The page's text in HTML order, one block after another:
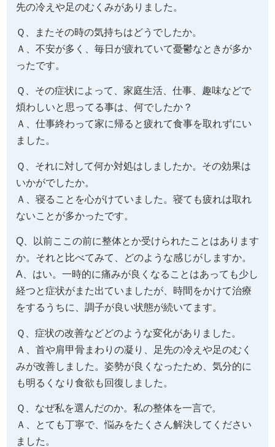
先の冷えや足のむくみがありました。
Ｑ、またその時の気持ちはどうでしたか。
Ａ、不安が多く、毎日が疲れていて憂鬱なときが多か
ったです。
Ｑ、その症状によって、家庭生活、仕事、趣味などで
煩わしいと思ってる事は、何でしたか？
Ａ、仕事終わって家に帰ると疲れて食事を取れずにい
ました。
Ｑ、それに対して何か対処はしましたか。その効果は
いかがでしたか。
Ａ、寝ることを心がけていました。寝ても疲れは取れ
ないことが多かったです。
Q、以前ここの前に整体とか受けられたことはあります
か。それと比べてみて、どのような感じがしますか。
A、はい。一時的に痛みが良くなることはあっても少し
経つと症状がまた出ていましたが、時間をかけて治療
をするうちに、調子が良い状態が続いてます。
Ｑ、症状の改善などどのような変化がありました。
Ａ、首や肩甲骨まわりの凝り、足先の冷えや足のむく
みが改善しました。姿勢が良くなったため、気分的に
も明るくなり食欲も回復しました。
Ｑ、なぜ私を選んだのか。私の整体を一言で。
Ａ、とても丁寧で、悩みをたくさん解決してください
ました。